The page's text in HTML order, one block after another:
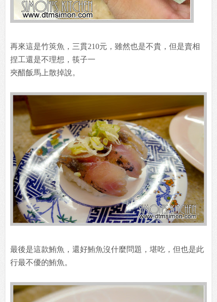
再來這是竹筴魚，三貫210元，雖然也是不貴，但是賣相
捏工還是不理想，筷子一
夾醋飯馬上散掉說。
最後是這款鮪魚，還好鮪魚沒什麼問題，堪吃，但也是此
行最不優的鮪魚。